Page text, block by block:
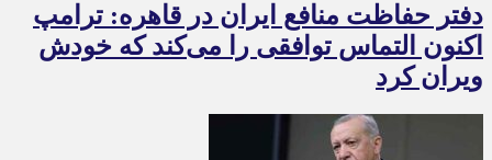
دفتر حفاظت منافع ایران در قاهره: ترامپ
اکنون التماس توافقی را می‌کند که خودش
ویران کرد